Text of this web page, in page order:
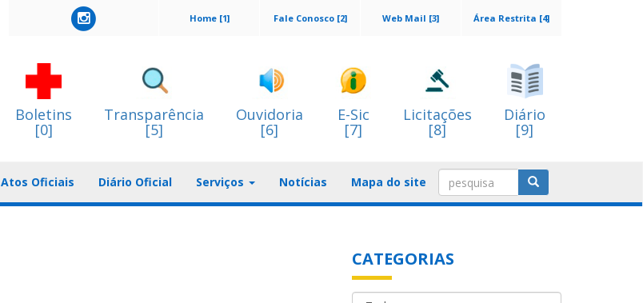
Área Restrita [4]
Web Mail [3]
Fale Conosco [2]
Home [1]
Boletins
[0]
Transparência
[5]
Ouvidoria
[6]
E-Sic
[7]
Licitações
[8]
Diário
[9]
Atos Oficiais Diário Oficial Serviços Notícias Mapa do site
CATEGORIAS